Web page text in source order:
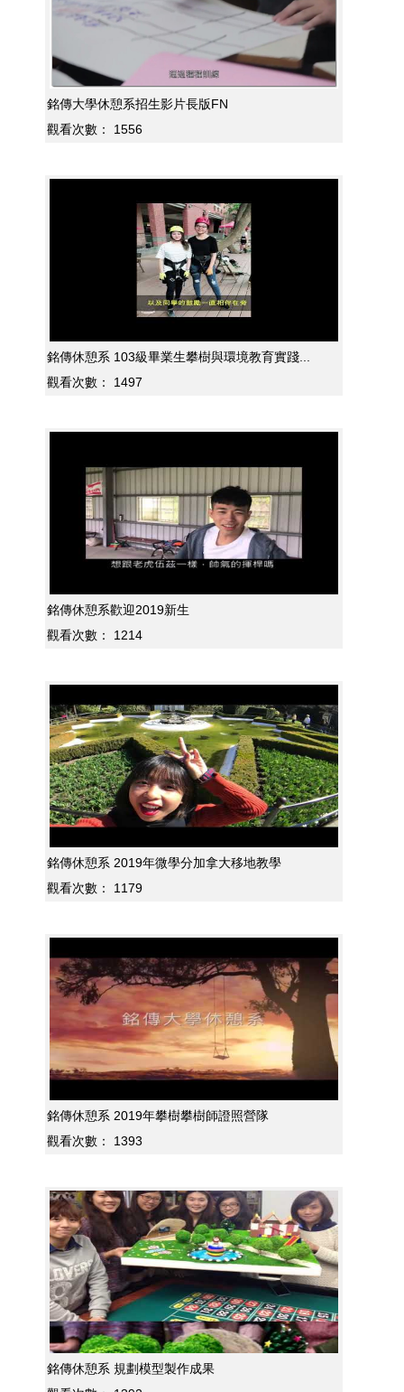
銘傳大學休憩系招生影片長版FN
觀看次數：
1556
銘傳休憩系 103級畢業生攀樹與環境教育實踐...
觀看次數：
1497
銘傳休憩系歡迎2019新生
觀看次數：
1214
銘傳休憩系 2019年微學分加拿大移地教學
觀看次數：
1179
銘傳休憩系 2019年攀樹攀樹師證照營隊
觀看次數：
1393
銘傳休憩系 規劃模型製作成果